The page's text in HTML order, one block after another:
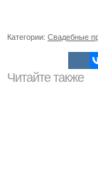
Категории: Свадебные
Читайте также